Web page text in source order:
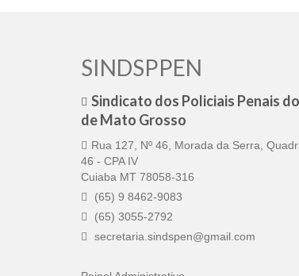
SINDSPPEN
Sindicato dos Policiais Penais
de Mato Grosso
Rua 127, Nº 46, Morada da Serra,
46 - CPA IV
Cuiaba MT 78058-316
(65) 9 8462-9083
(65) 3055-2792
secretaria.sindspen@gmail.com